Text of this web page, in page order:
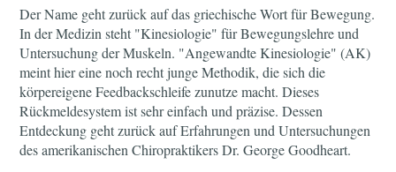
Der Name geht zurück auf das griechische Wort für Bewegung.
In der Medizin steht "Kinesiologie" für Bewegungslehre und
Untersuchung der Muskeln. "Angewandte Kinesiologie" (AK)
meint hier eine noch recht junge Methodik, die sich die
körpereigene Feedbackschleife zunutze macht. Dieses
Rückmeldesystem ist sehr einfach und präzise. Dessen
Entdeckung geht zurück auf Erfahrungen und Untersuchungen
des amerikanischen Chiropraktikers Dr. George Goodheart.